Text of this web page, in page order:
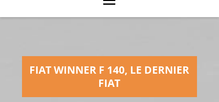
FIAT WINNER F 140, LE DERNIER
FIAT